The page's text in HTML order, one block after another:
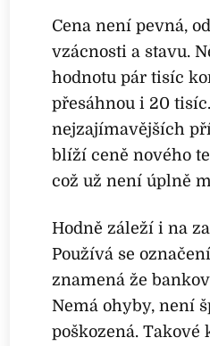
Cena není pevná,
vzácnosti a stavu.
hodnotu pár tisíc
přesáhnou i 20
nejzajímavějších
blíží ceně nového
což už není úplně
Hodně záleží i na
Používá se
znamená že
Nemá ohyby, není
poškozená. Takové